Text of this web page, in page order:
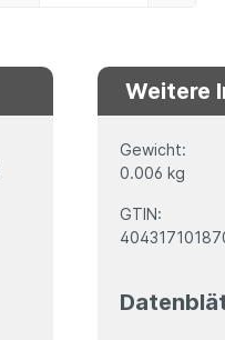
Weitere
Gewicht:
0.006 kg
GTIN: